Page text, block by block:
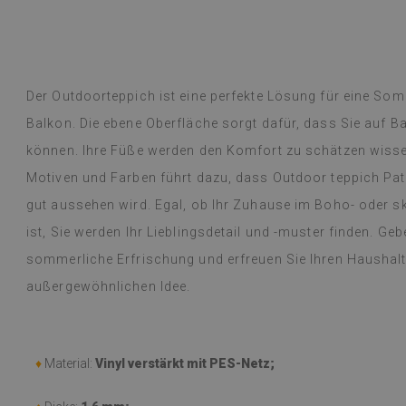
Der Outdoorteppich ist eine perfekte Lösung für eine
Balkon. Die ebene Oberfläche sorgt dafür, dass Sie auf
können. Ihre Füße werden den Komfort zu schätzen
Motiven und Farben führt dazu, dass Outdoor teppich
gut aussehen wird. Egal, ob Ihr Zuhause im Boho- oder
ist, Sie werden Ihr Lieblingsdetail und -muster finden.
sommerliche Erfrischung und erfreuen Sie Ihren
außergewöhnlichen Idee.
♦ Material: Vinyl verstärkt mit PES-Netz;
beschrieben,
mühelos, und
begeistert und
dünne Folie
einer Woche,
dem Gasherd
Probleme
werden oder
vor 1 Jahr